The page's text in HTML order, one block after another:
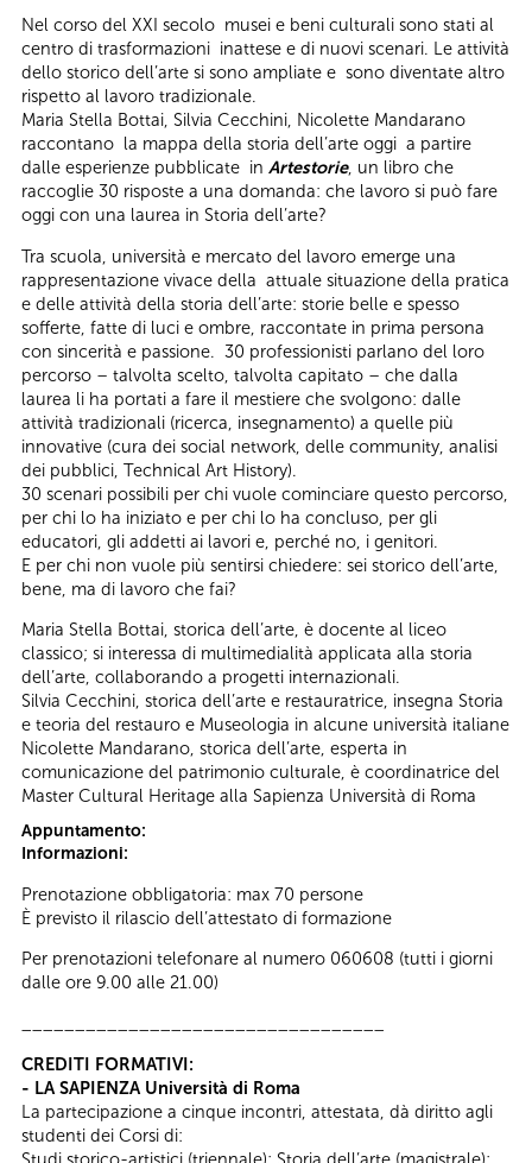
Nel corso del XXI secolo musei e beni culturali sono stati al
centro di trasformazioni inattese e di nuovi scenari. Le attività
dello storico dell’arte si sono ampliate e sono diventate altro
rispetto al lavoro tradizionale.
Maria Stella Bottai, Silvia Cecchini, Nicolette Mandarano
raccontano la mappa della storia dell’arte oggi a partire
dalle esperienze pubblicate in Artestorie, un libro che
raccoglie 30 risposte a una domanda: che lavoro si può fare
oggi con una laurea in Storia dell’arte?
Tra scuola, università e mercato del lavoro emerge una
rappresentazione vivace della attuale situazione della pratica
e delle attività della storia dell’arte: storie belle e spesso
sofferte, fatte di luci e ombre, raccontate in prima persona
con sincerità e passione. 30 professionisti parlano del loro
percorso – talvolta scelto, talvolta capitato – che dalla
laurea li ha portati a fare il mestiere che svolgono: dalle
attività tradizionali (ricerca, insegnamento) a quelle più
innovative (cura dei social network, delle community, analisi
dei pubblici, Technical Art History).
30 scenari possibili per chi vuole cominciare questo percorso,
per chi lo ha iniziato e per chi lo ha concluso, per gli
educatori, gli addetti ai lavori e, perché no, i genitori.
E per chi non vuole più sentirsi chiedere: sei storico dell’arte,
bene, ma di lavoro che fai?
Maria Stella Bottai, storica dell’arte, è docente al liceo
classico; si interessa di multimedialità applicata alla storia
dell’arte, collaborando a progetti internazionali.
Silvia Cecchini, storica dell’arte e restauratrice, insegna Storia
e teoria del restauro e Museologia in alcune università italiane
Nicolette Mandarano, storica dell’arte, esperta in
comunicazione del patrimonio culturale, è coordinatrice del
Master Cultural Heritage alla Sapienza Università di Roma
Appuntamento:
Informazioni:
Prenotazione obbligatoria: max 70 persone
È previsto il rilascio dell’attestato di formazione
Per prenotazioni telefonare al numero 060608 (tutti i giorni
dalle ore 9.00 alle 21.00)
CREDITI FORMATIVI:
- LA SAPIENZA Università di Roma
La partecipazione a cinque incontri, attestata, dà diritto agli
studenti dei Corsi di: